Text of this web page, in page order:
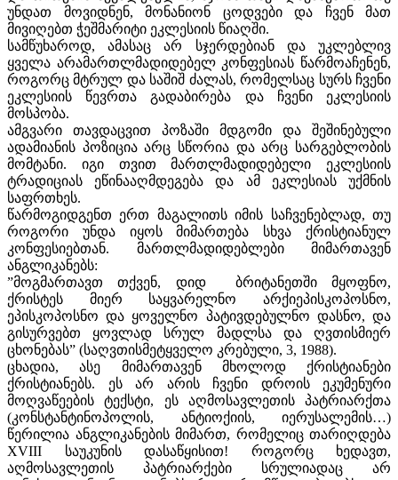
უნდათ მოვიდნენ, მონანიონ ცოდვები და ჩვენ მათ
მივიღებთ ჭეშმარიტი ეკლესიის წიაღში.
სამწუხაროდ, ამასაც არ სჯერდებიან და უკლებლივ
ყველა არამართლმადიდებელ კონფესიას წარმოაჩენენ,
როგორც მტრულ და საშიშ ძალას, რომელსაც სურს ჩვენი
ეკლესიის წევრთა გადაბირება და ჩვენი ეკლესიის
მოსპობა.
ამგვარი თავდაცვით პოზაში მდგომი და შეშინებული
ადამიანის პოზიცია არც სწორია და არც სარგებლობის
მომტანი. იგი თვით მართლმადიდებელი ეკლესიის
ტრადიციას ეწინააღმდეგება და ამ ეკლესიას უქმნის
საფრთხეს.
წარმოგიდგენთ ერთ მაგალითს იმის საჩვენებლად, თუ
როგორი უნდა იყოს მიმართება სხვა ქრისტიანულ
კონფესიებთან. მართლმადიდებლები მიმართავენ
ანგლიკანებს:
”მოგმართავთ თქვენ, დიდ ბრიტანეთში მყოფნო,
ქრისტეს მიერ საყვარელნო არქიეპისკოპოსნო,
ეპისკოპოსნო და ყოველნო პატივდებულნო დასნო, და
გისურვებთ ყოვლად სრულ მადლსა და ღვთისმიერ
ცხონებას” (საღვთისმეტყველო კრებული, 3, 1988).
ცხადია, ასე მიმართავენ მხოლოდ ქრისტიანები
ქრისტიანებს. ეს არ არის ჩვენი დროის ეკუმენური
მოღვაწეების ტექსტი, ეს აღმოსავლეთის პატრიარქთა
(კონსტანტინოპოლის, ანტიოქიის, იერუსალემის…)
წერილია ანგლიკანების მიმართ, რომელიც თარიღდება
XVIII საუკუნის დასაწყისით! როგორც ხედავთ,
აღმოსავლეთის პატრიარქები სრულიადაც არ